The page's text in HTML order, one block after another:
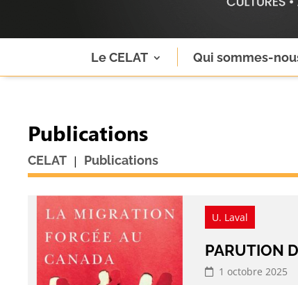
Le CELAT Qui sommes-
Publications
CELAT | Publications
U. Laval
PARUTION
1 octobre 2025